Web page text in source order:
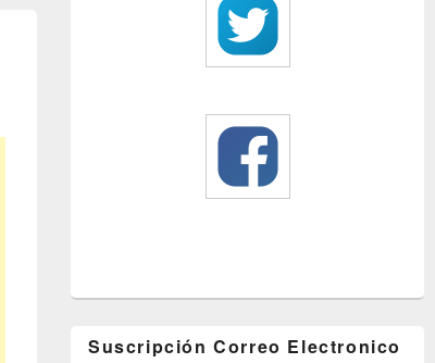
Suscripción Correo Electronico